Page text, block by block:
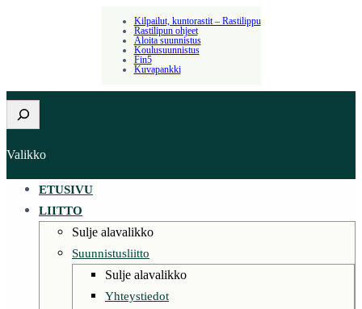
Kilpailut, kuntorastit – Rastilippu
Rastilipun ohjeet
Aloita suunnistus
Koulusuunnistus
Fin5
Kuvapankki
Etsi
Valikko
ETUSIVU
LIITTO
Sulje alavalikko
Suunnistusliitto
Sulje alavalikko
Yhteystiedot